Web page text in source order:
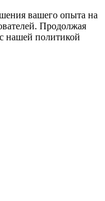
вашего опыта на
Продолжая
нашей политикой